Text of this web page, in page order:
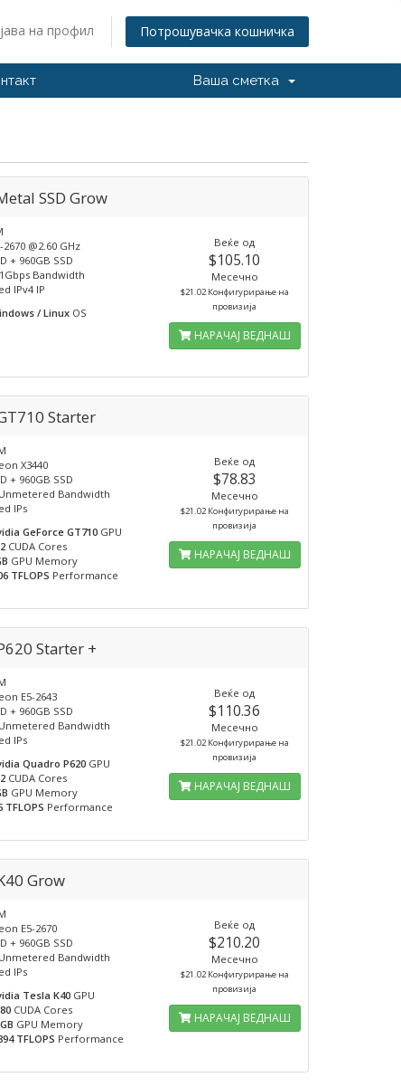
на профил Потрошувачка кошничка
Ваша сметка
SSD Grow
@2.60 GHz
+ 960GB SSD
Bandwidth
IPv4 IP
/ Linux OS
Веќе од
$105.10
Месечно
$21.02 Конфигурирање на
провизија
НАРАЧАЈ ВЕДНАШ
Starter
X3440
+ 960GB SSD
Bandwidth
IPs
GeForce GT710 GPU
CUDA Cores
GPU Memory
TFLOPS Performance
Веќе од
$78.83
Месечно
$21.02 Конфигурирање на
провизија
НАРАЧАЈ ВЕДНАШ
Starter +
E5-2643
+ 960GB SSD
Bandwidth
IPs
Quadro P620 GPU
CUDA Cores
GPU Memory
TFLOPS Performance
Веќе од
$110.36
Месечно
$21.02 Конфигурирање на
провизија
НАРАЧАЈ ВЕДНАШ
Grow
E5-2670
+ 960GB SSD
Bandwidth
IPs
Tesla K40 GPU
CUDA Cores
GPU Memory
TFLOPS Performance
Веќе од
$210.20
Месечно
$21.02 Конфигурирање на
провизија
НАРАЧАЈ ВЕДНАШ